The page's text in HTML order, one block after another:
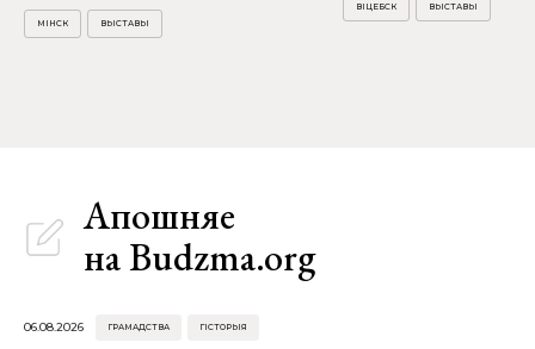
МІНСК ВЫСТАВЫ
ВІЦЕБСК ВЫСТАВЫ
Апошняе
на Budzma.org
06.08.2026 ГРАМАДСТВА ГІСТОРЫЯ